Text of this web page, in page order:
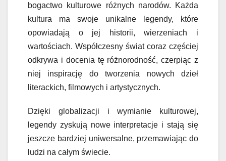
bogactwo kulturowe różnych narodów. Każda
kultura ma swoje unikalne legendy, które
opowiadają o jej historii, wierzeniach i
wartościach. Współczesny świat coraz częściej
odkrywa i docenia tę różnorodność, czerpiąc z
niej inspirację do tworzenia nowych dzieł
literackich, filmowych i artystycznych.
Dzięki globalizacji i wymianie kulturowej,
legendy zyskują nowe interpretacje i stają się
jeszcze bardziej uniwersalne, przemawiając do
ludzi na całym świecie.